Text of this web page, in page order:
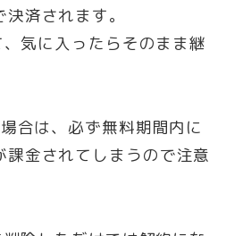
済されます。
気に入ったらそのまま継
合は、必ず無料期間内に
金されてしまうので注意